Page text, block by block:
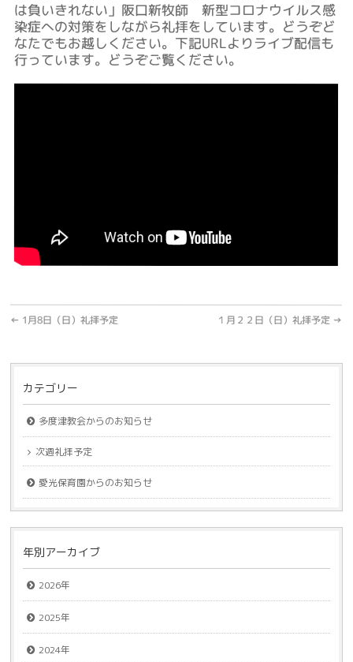
は負いきれない」阪口新牧師 新型コロナウイルス感
染症への対策をしながら礼拝をしています。どうぞど
なたでもお越しください。下記URLよりライブ配信も
行っています。どうぞご覧ください。
← 1月8日（日）礼拝予定 １月２２日（日）礼拝予定 →
カテゴリー
多度津教会からのお知らせ
次週礼拝予定
愛光保育園からのお知らせ
年別アーカイブ
2026年
2025年
2024年